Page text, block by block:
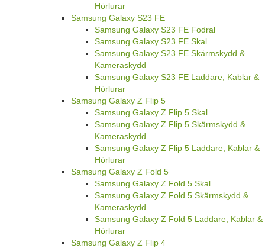
Hörlurar
Samsung Galaxy S23 FE
Samsung Galaxy S23 FE Fodral
Samsung Galaxy S23 FE Skal
Samsung Galaxy S23 FE Skärmskydd &
Kameraskydd
Samsung Galaxy S23 FE Laddare, Kablar &
Hörlurar
Samsung Galaxy Z Flip 5
Samsung Galaxy Z Flip 5 Skal
Samsung Galaxy Z Flip 5 Skärmskydd &
Kameraskydd
Samsung Galaxy Z Flip 5 Laddare, Kablar &
Hörlurar
Samsung Galaxy Z Fold 5
Samsung Galaxy Z Fold 5 Skal
Samsung Galaxy Z Fold 5 Skärmskydd &
Kameraskydd
Samsung Galaxy Z Fold 5 Laddare, Kablar &
Hörlurar
Samsung Galaxy Z Flip 4